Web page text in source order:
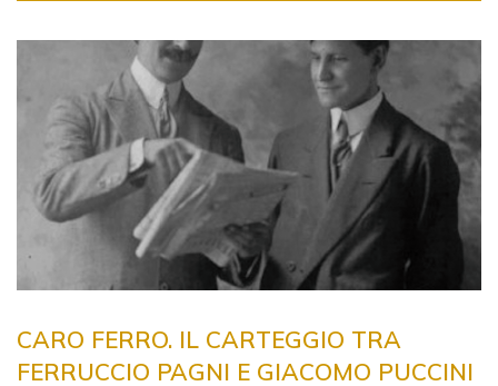
CARO FERRO. IL CARTEGGIO TRA
FERRUCCIO PAGNI E GIACOMO PUCCINI